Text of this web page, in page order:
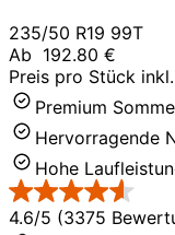
235/50 R19 99T
Ab 192.80 €
Preis pro Stück
Premium
Hervorragende
Hohe
4.6/5 (3375